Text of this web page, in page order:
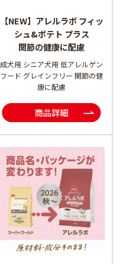
【NEW】アレルラボ フィッ
シュ&ポテト プラス
関節の健康に配慮
成犬用 シニア犬用 低アレルゲン
フード グレインフリー 関節の健
康に配慮
商品詳細